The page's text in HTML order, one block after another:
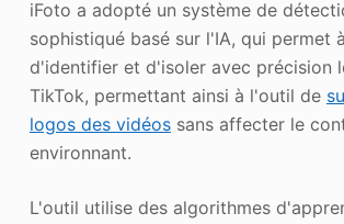
iFoto a adopté un système de
sophistiqué basé sur l'IA, qui permet
d'identifier et d'isoler avec précision
TikTok, permettant ainsi à l'outil de
logos des vidéossans affecter le
environnant.
L'outil utilise des algorithmes